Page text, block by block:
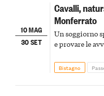
10 MAG
30 SET
Cavalli,
Monferrato
Un soggiorno
e provare le
Bistagno